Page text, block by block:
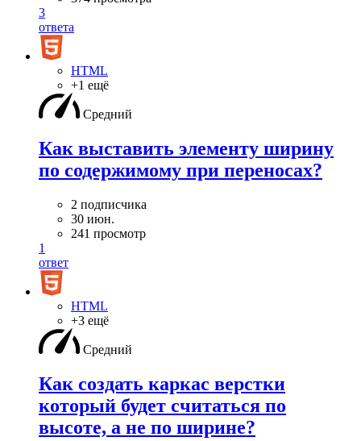
3
ответа
HTML
+1 ещё
Средний
Как выставить элементу ширину
по содержимому при переносах?
2 подписчика
30 июн.
241 просмотр
1
ответ
HTML
+3 ещё
Средний
Как создать каркас верстки
который будет считаться по
высоте, а не по ширине?